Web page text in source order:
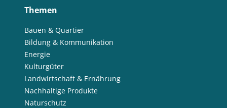
Themen
Bauen & Quartier
Bildung & Kommunikation
Energie
Kulturgüter
Landwirtschaft & Ernährung
Nachhaltige Produkte
Naturschutz